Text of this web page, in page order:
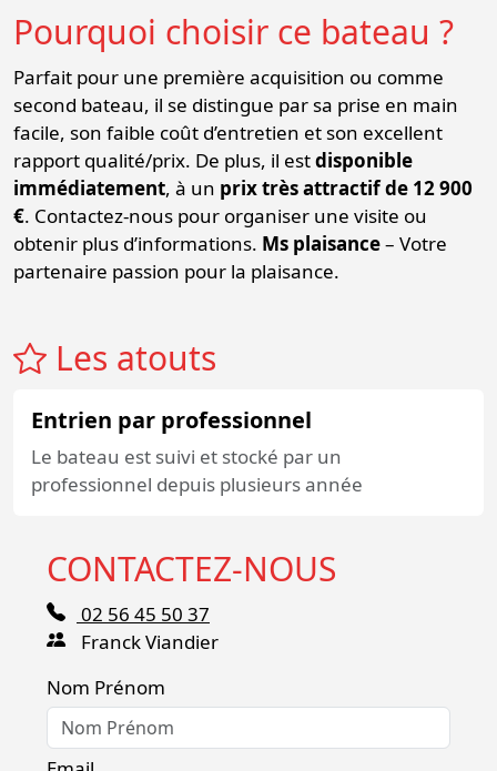
Pourquoi choisir ce bateau ?
Parfait pour une première acquisition ou comme
second bateau, il se distingue par sa prise en main
facile, son faible coût d’entretien et son excellent
rapport qualité/prix. De plus, il estdisponible
immédiatement, à un prix très attractif de 12 900
€. Contactez-nous pour organiser une visite ou
obtenir plus d’informations. Ms plaisance– Votre
partenaire passion pour la plaisance.
Les atouts
Entrien par professionnel
Le bateau est suivi et stocké par un
professionnel depuis plusieurs année
CONTACTEZ-NOUS
02 56 45 50 37
Franck Viandier
Nom Prénom